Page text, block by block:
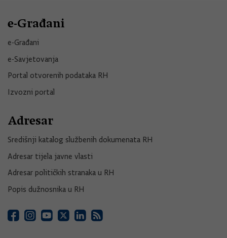
e-Građani
e-Građani
e-Savjetovanja
Portal otvorenih podataka RH
Izvozni portal
Adresar
Središnji katalog službenih dokumenata RH
Adresar tijela javne vlasti
Adresar političkih stranaka u RH
Popis dužnosnika u RH